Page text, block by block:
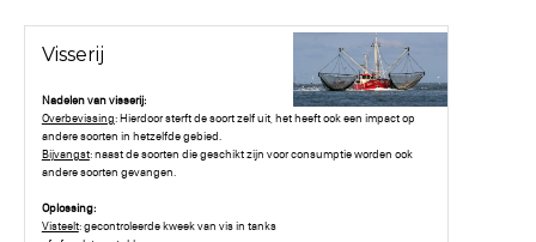
Visserij
Nadelen van visserij:
Overbevissing: Hierdoor sterft de soort zelf uit, het heeft ook een impact op
andere soorten in hetzelfde gebied.
Bijvangst: naast de soorten die geschikt zijn voor consumptie worden ook
andere soorten gevangen.
Oplossing:
Visteelt: gecontroleerde kweek van vis in tanks